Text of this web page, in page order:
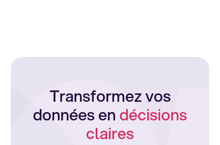
Transformez vos
données endécisions
claires